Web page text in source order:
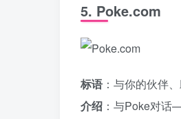
5. Poke.com
标语 ：与你的伙伴
介绍 ：与Poke对